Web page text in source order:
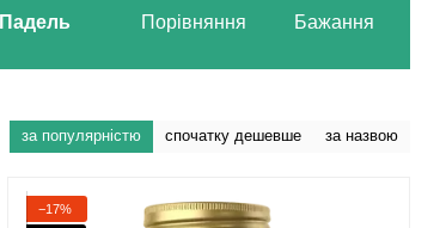
Падель Порівняння Бажання
за популярністю спочатку дешевше за назвою
−17%